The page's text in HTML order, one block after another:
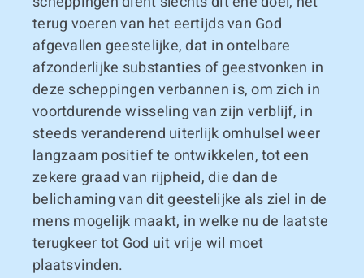
terug voeren van het eertijds van God
afgevallen geestelijke, dat in ontelbare
afzonderlijke substanties of geestvonken in
deze scheppingen verbannen is, om zich in
voortdurende wisseling van zijn verblijf, in
steeds veranderend uiterlijk omhulsel weer
langzaam positief te ontwikkelen, tot een
zekere graad van rijpheid, die dan de
belichaming van dit geestelijke als ziel in de
mens mogelijk maakt, in welke nu de laatste
terugkeer tot God uit vrije wil moet
plaatsvinden.